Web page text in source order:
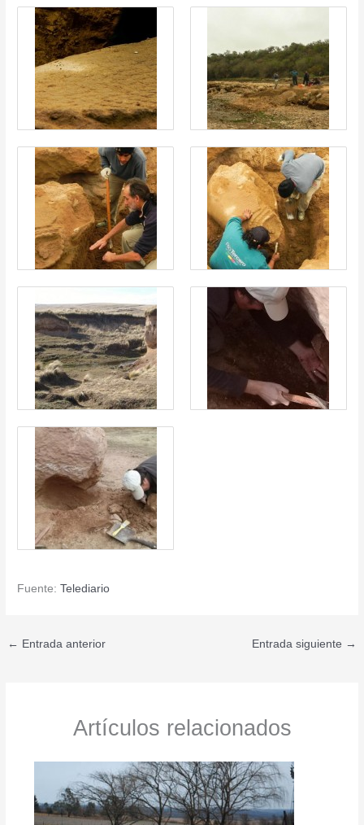
Fuente:Telediario
← Entrada anterior Entrada siguiente →
Artículos relacionados